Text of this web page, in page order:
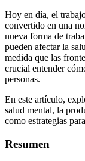
Hoy en día, el
convertido en una
nueva forma de
pueden afectar la
medida que las
crucial entender
personas.
En este artículo,
salud mental, la
como estrategias
Resumen